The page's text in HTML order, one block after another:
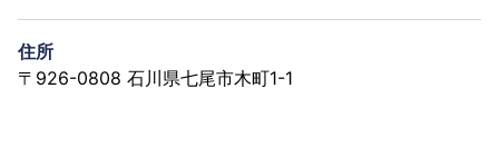
住所
〒926-0808 石川県七尾市木町1-1